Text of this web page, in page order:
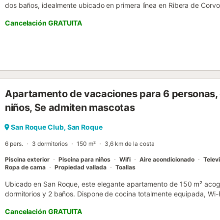
dos baños, idealmente ubicado en primera línea en Ribera de
cómoda y práctica, ideal para disfrutar del estilo de vida de
acogedor, con grandes ventanales que enmarcan los barcos y la
costera tranquila en todo momento. Desde aquí, acceda a la
marina. La cocina está totalmente equipada para la vida diaria y
suite. Dos dormitorios de invitados adicionales ofrecen arreglos
familias o grupos, y comparten un segundo baño. El apartamento
comodidad, lo que lo hace adecuado tanto para estancias cortas
los puntos destacados de la propiedad es su ubicación
dis...
Cancelación GRATUITA
Apartamento de vacaciones para 6
niños, Se admiten mascotas
San Roque Club, San Roque
6 pers. 3 dormitorios 150 m² 3,6 km de la costa
Piscina exterior Piscina para niños Wifi Aire acondicionado
Ropa de cama
Propiedad vallada Toallas
Ubicado en San Roque, este elegante apartamento de 150 m²
dormitorios y 2 baños. Dispone de cocina totalmente equipada,
sin escalones y cuenta con ascensor privado para mayor
Cancelación GRATUITA